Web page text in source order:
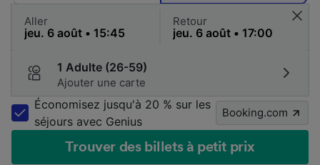
Aller Retour
1 Adulte (26-59)
Ajouter une carte
Économisez jusqu'à 20 % sur les
séjours avec Genius
Booking.com
Trouver des billets à petit prix